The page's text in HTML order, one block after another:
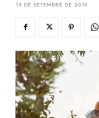
15 DE SETEMBRE DE 2019